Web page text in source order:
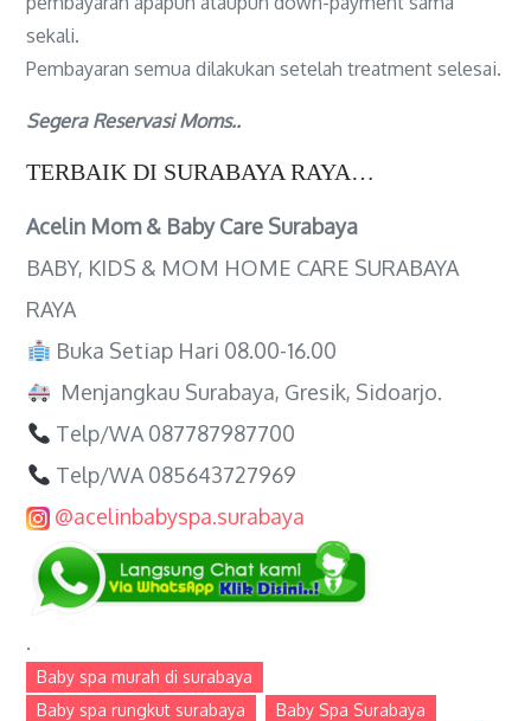
sekali.
Pembayaran semua dilakukan setelah treatment selesai.
Segera Reservasi Moms..
TERBAIK DI SURABAYA RAYA…
Acelin Mom & Baby Care Surabaya
BABY, KIDS & MOM HOME CARE SURABAYA
RAYA
Buka Setiap Hari 08.00-16.00
Menjangkau Surabaya, Gresik, Sidoarjo.
Telp/WA 087787987700
Telp/WA 085643727969
@acelinbabyspa.surabaya
.
Baby spa murah di surabaya
Baby spa rungkut surabaya
Baby Spa Surabaya